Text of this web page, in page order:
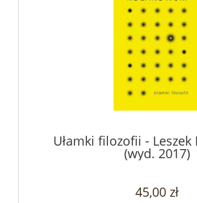
Ułamki filozofii - Leszek
(wyd. 2017)
45,00 zł